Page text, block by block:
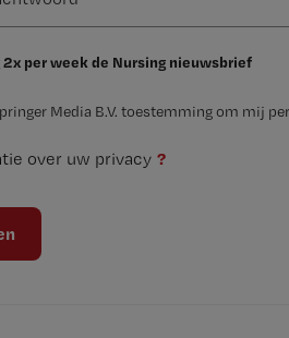
2x per week de Nursing nieuwsbrief
Media B.V. toestemming om mij
over uw privacy ?